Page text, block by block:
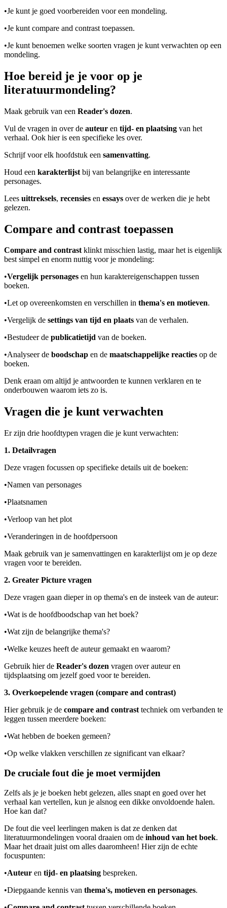
De uitleg gaat te langzaam
De uitleg gaat te snel
Afspelen werkte niet
Iets anders
•Je kunt je goed voorbereiden voor een mondeling.
•Je kunt compare and contrast toepassen.
•Je kunt benoemen welke soorten vragen je kunt verwachten op een
mondeling.
Hoe bereid je je voor op je
literatuurmondeling?
Maak gebruik van een Reader's dozen.
Vul de vragen in over de auteur en tijd- en plaatsing van het
verhaal. Ook hier is een specifieke les over.
Schrijf voor elk hoofdstuk een samenvatting.
Houd een karakterlijst bij van belangrijke en interessante
personages.
Lees uittreksels, recensies en essays over de werken die je hebt
gelezen.
Compare and contrast toepassen
Compare and contrastklinkt misschien lastig, maar het is eigenlijk
best simpel en enorm nuttig voor je mondeling:
•Vergelijk personages en hun karaktereigenschappen tussen
boeken.
•Let op overeenkomsten en verschillen in thema's en motieven.
•Vergelijk de settings van tijd en plaats van de verhalen.
•Bestudeer de publicatietijd van de boeken.
•Analyseer de boodschap en de maatschappelijke reacties op de
boeken.
Denk eraan om altijd je antwoorden te kunnen verklaren en te
onderbouwen waarom iets zo is.
Vragen die je kunt verwachten
Er zijn drie hoofdtypen vragen die je kunt verwachten:
1. Detailvragen
Deze vragen focussen op specifieke details uit de boeken:
•Namen van personages
•Plaatsnamen
•Verloop van het plot
•Veranderingen in de hoofdpersoon
Maak gebruik van je samenvattingen en karakterlijst om je op deze
vragen voor te bereiden.
2. Greater Picture vragen
Deze vragen gaan dieper in op thema's en de insteek van de auteur:
•Wat is de hoofdboodschap van het boek?
•Wat zijn de belangrijke thema's?
•Welke keuzes heeft de auteur gemaakt en waarom?
Gebruik hier de Reader's dozen vragen over auteur en
tijdsplaatsing om jezelf goed voor te bereiden.
3. Overkoepelende vragen (compare and contrast)
Hier gebruik je de compare and contrast techniek om verbanden te
leggen tussen meerdere boeken:
•Wat hebben de boeken gemeen?
•Op welke vlakken verschillen ze significant van elkaar?
De cruciale fout die je moet vermijden
Zelfs als je je boeken hebt gelezen, alles snapt en goed over het
verhaal kan vertellen, kun je alsnog een dikke onvoldoende halen.
Hoe kan dat?
De fout die veel leerlingen maken is dat ze denken dat
literatuurmondelingen vooral draaien om de inhoud van het boek.
Maar het draait juist om alles daaromheen! Hier zijn de echte
focuspunten:
•Auteur en tijd- en plaatsing bespreken.
•Diepgaande kennis van thema's, motieven en personages.